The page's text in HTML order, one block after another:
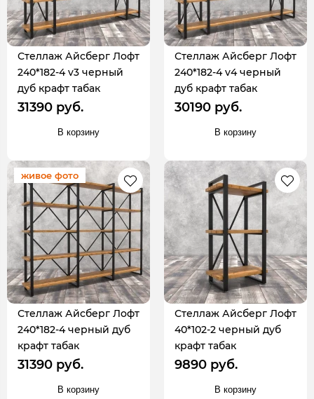
Стеллаж Айсберг Лофт
240*182-4 v3 черный
дуб крафт табак
31390 руб.
В корзину
Стеллаж Айсберг Лофт
240*182-4 v4 черный
дуб крафт табак
30190 руб.
В корзину
живое фото
Стеллаж Айсберг Лофт
240*182-4 черный дуб
крафт табак
31390 руб.
В корзину
Стеллаж Айсберг Лофт
40*102-2 черный дуб
крафт табак
9890 руб.
В корзину